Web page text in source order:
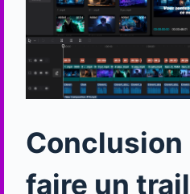
faire un